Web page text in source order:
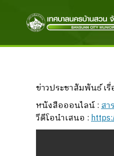
ข่าวประชาสัมพันธ์ เ
หนังสือออนไลน์ :สา
วีดีโอนำเสนอ :